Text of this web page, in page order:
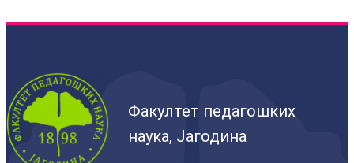
Факултет педагошких
наука, Јагодина